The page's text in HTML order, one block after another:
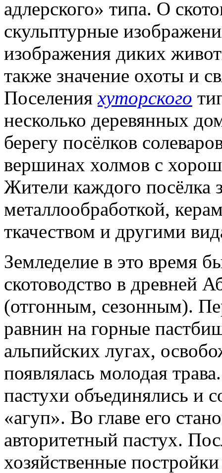
адлерского» типа. О
скульптурные
изображения диких
также значение охоты и
Поселенияхуторского
несколько деревянных
берегу посёлков
вершинах холмов с
Жители каждого посёлка
металлообработкой,
ткачеством и другими
Земледелие в это время
скотоводство в древней
(отгонным, сезонным).
равнин на горные
альпийских лугах,
появлялась молодая
пастухи объединялись и
«агуп». Во главе его
авторитетный пастух.
хозяйственные